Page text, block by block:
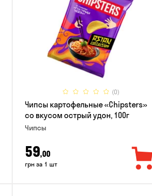
(0)
Чипсы картофельные «Chipsters»
со вкусом острый удон, 100г
Чипсы
59,00
грн за 1 шт